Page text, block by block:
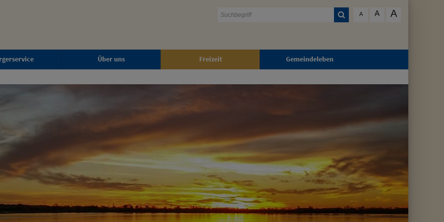
A A A
Über uns Freizeit Gemeindeleben